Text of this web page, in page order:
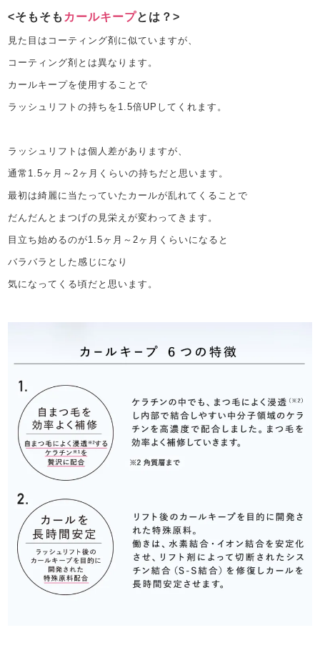
そもそも カールキープとは？
見た目はコーティング剤に似ていますが、
コーティング剤とは異なります。
カールキープを使用することで
ラッシュリフトの持ちを1.5倍UPしてくれます。
ラッシュリフトは個人差がありますが、
通常1.5ヶ月～2ヶ月くらいの持ちだと思います。
最初は綺麗に当たっていたカールが乱れてくることで
だんだんとまつげの見栄えが変わってきます。
目立ち始めるのが1.5ヶ月～2ヶ月くらいになると
バラバラとした感じになり
気になってくる頃だと思います。